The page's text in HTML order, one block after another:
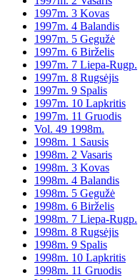
1997m. 3 Kovas
1997m. 4 Balandis
1997m. 5 Gegužė
1997m. 6 Birželis
1997m. 7 Liepa-Rugp.
1997m. 8 Rugsėjis
1997m. 9 Spalis
1997m. 10 Lapkritis
1997m. 11 Gruodis
Vol. 49 1998m.
1998m. 1 Sausis
1998m. 2 Vasaris
1998m. 3 Kovas
1998m. 4 Balandis
1998m. 5 Gegužė
1998m. 6 Birželis
1998m. 7 Liepa-Rugp.
1998m. 8 Rugsėjis
1998m. 9 Spalis
1998m. 10 Lapkritis
1998m. 11 Gruodis